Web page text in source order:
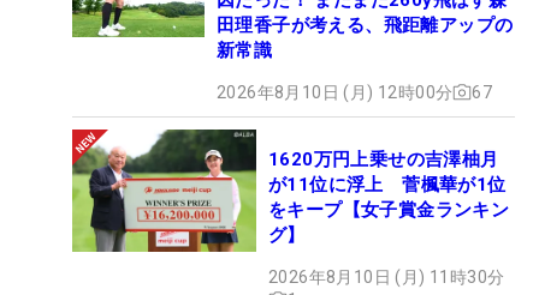
田理香子が考える、飛距離アップの
新常識
2026年8月10日 (月) 12時00分 67
1620万円上乗せの吉澤柚月
が11位に浮上 菅楓華が1位
をキープ【女子賞金ランキン
グ】
2026年8月10日 (月) 11時30分